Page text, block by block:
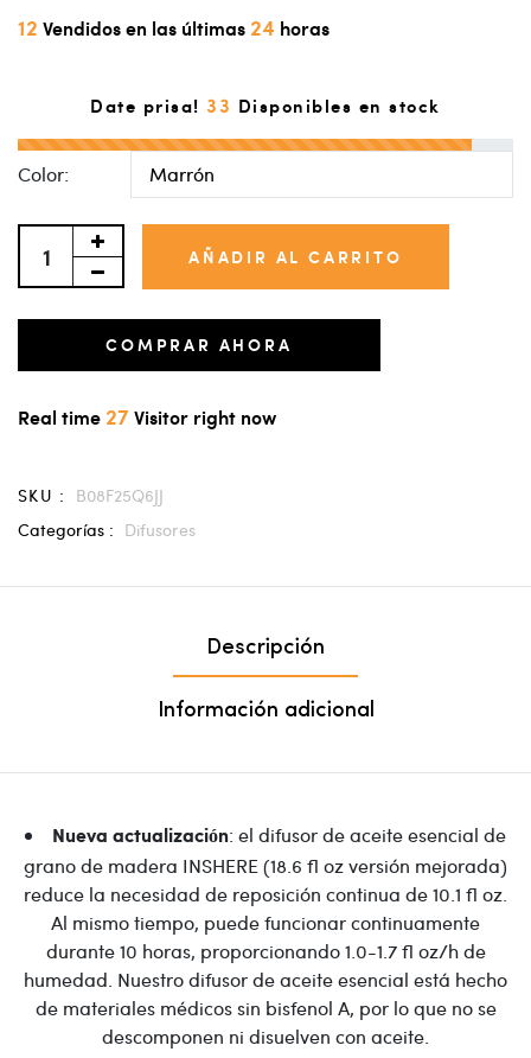
12 Vendidos en las últimas 24 horas
Date prisa!33 Disponibles en stock
Color:
AÑADIR AL CARRITO
COMPRAR AHORA
Real time 27Visitor right now
SKU :
B08F25Q6JJ
Categorías : Difusores
Descripción
Información adicional
Nueva actualización: el difusor de aceite esencial de
grano de madera INSHERE (18.6 fl oz versión mejorada)
reduce la necesidad de reposición continua de 10.1 fl oz.
Al mismo tiempo, puede funcionar continuamente
durante 10 horas, proporcionando 1.0-1.7 fl oz/h de
humedad. Nuestro difusor de aceite esencial está hecho
de materiales médicos sin bisfenol A, por lo que no se
descomponen ni disuelven con aceite.